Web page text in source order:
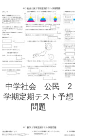
中学社会 公民 2
学期定期テスト予想
問題